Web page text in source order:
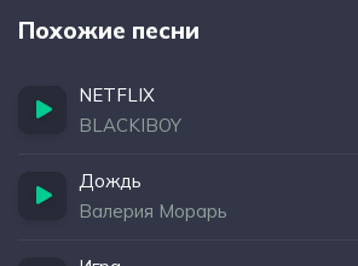
Похожие песни
NETFLIX
BLACKIBOY
Дождь
Валерия Морарь